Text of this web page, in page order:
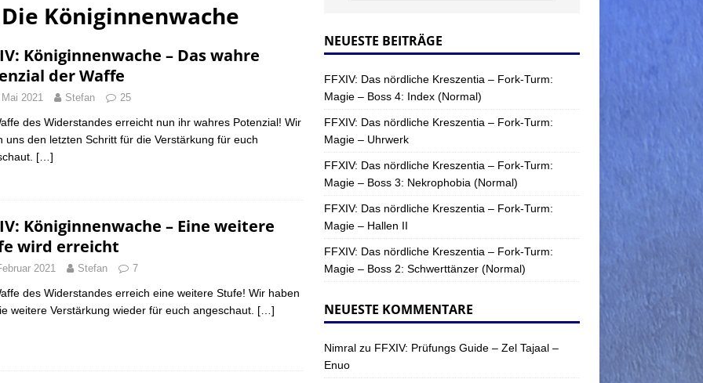
nördliche Kreszentia – Fork-Turm: Magie – Boss 4: Index (Normal)
Die Königinnenwache
Königinnenwache – Das wahre
der Waffe
2021 Stefan 25
des Widerstandes erreicht nun ihr wahres Potenzial! Wir
uns den letzten Schritt für die Verstärkung für euch
[…]
Königinnenwache – Eine weitere
wird erreicht
2021 Stefan 7
des Widerstandes erreich eine weitere Stufe! Wir haben
weitere Verstärkung wieder für euch angeschaut. […]
NEUESTE BEITRÄGE
FFXIV: Das nördliche Kreszentia – Fork-Turm:
Magie – Boss 4: Index (Normal)
FFXIV: Das nördliche Kreszentia – Fork-Turm:
Magie – Uhrwerk
FFXIV: Das nördliche Kreszentia – Fork-Turm:
Magie – Boss 3: Nekrophobia (Normal)
FFXIV: Das nördliche Kreszentia – Fork-Turm:
Magie – Hallen II
FFXIV: Das nördliche Kreszentia – Fork-Turm:
Magie – Boss 2: Schwerttänzer (Normal)
NEUESTE KOMMENTARE
Nimralzu FFXIV: Prüfungs Guide – Zel Tajaal –
Enuo